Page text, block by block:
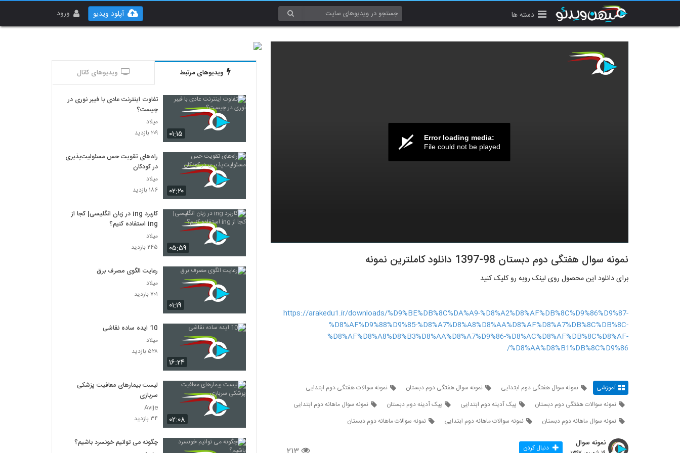
دسته ها ورود آپلود ویدیو
Error loading media:
File could not be played
نمونه سوال هفتگی دوم دبستان 98-1397 دانلود کاملترین نمونه
برای دانلود این محصول روی لینک روبه رو کلیک کنید
https://arakedu1.ir/downloads/%D9%BE%DB%8C%DA%A9-%D8%A2%D8%AF%DB%8C%D9%86%D9%87-
%D8%AF%D9%88%D9%85-%D8%A7%D8%A8%D8%AA%D8%AF%D8%A7%DB%8C%DB%8C-
%D8%AF%D8%A8%D8%B3%D8%AA%D8%A7%D9%86-%D8%AC%D8%AF%DB%8C%D8%AF-
%D8%AA%D8%B1%DB%8C%D9%86/
آموزشی نمونه سوال هفتگی دوم ابتدایی نمونه سوال هفتگی دوم دبستان
نمونه سوالات هفتگی دوم ابتدایی
نمونه سوالات هفتگی دوم دبستان
پیک آدینه دوم ابتدایی پیک آدینه دوم دبستان
نمونه سوال ماهانه دوم ابتدایی
نمونه سوال ماهانه دوم دبستان
نمونه سوالات ماهانه دوم ابتدایی نمونه سوالات ماهانه دوم دبستان
نمونه سوال دنبال کردن
ویدیوهای مرتبط ویدیوهای کانال
۰۱:۱۵
تفاوت اینترنت عادی با فیبر نوری در
چیست؟
میلاد
۲۰۹ بازدید
۰۲:۲۰
راه‌های تقویت حس مسئولیت‌پذیری
در کودکان
میلاد
۱۸۶ بازدید
۰۵:۵۹
کاربرد ing در زبان انگلیسی| کجا از
ing استفاده کنیم؟
میلاد
۲۴۵ بازدید
۰۱:۱۹
رعایت الگوی مصرف برق
میلاد
۷۰۱ بازدید
۱۶:۲۴
10 ایده ساده نقاشی
میلاد
۵۲۸ بازدید
۰۲:۰۸
لیست بیمارهای معافیت پزشکی
سربازی
Avije
۳۴ بازدید
چگونه می توانیم خونسرد باشیم؟